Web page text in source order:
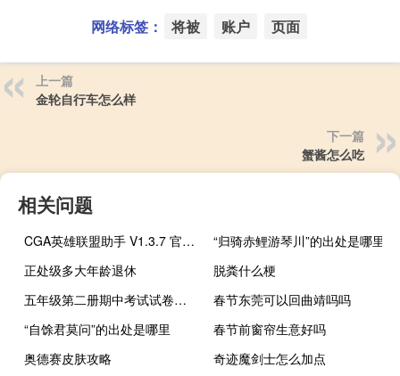
网络标签： 将被 账户 页面
上一篇
金轮自行车怎么样
下一篇
蟹酱怎么吃
相关问题
CGA英雄联盟助手 V1.3.7 官方版（CGA英雄联盟助手 V1.3.7 官方版功能简介）
“归骑赤鲤游琴川”的出处是哪里
正处级多大年龄退休
脱粪什么梗
五年级第二册期中考试试卷英语
春节东莞可以回曲靖吗吗
“自馀君莫问”的出处是哪里
春节前窗帘生意好吗
奥德赛皮肤攻略
奇迹魔剑士怎么加点